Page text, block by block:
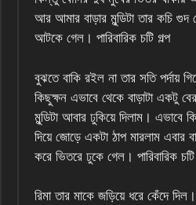
আর আমার বাড়ার মুন্ডিটা তার কচি গুদ
আটকে গেল। পারিবারিক চটি গল্প
বুঝতে বাকি রইল না তার সতি পর্দায়
কিছুক্ষন এভাবে থেকে বাড়াটা একটু
মুন্ডিটা আবার ঢুকিয়ে দিলাম। এভাবে
দিয়ে জোড়ে একটা ঠাপ মারলাম এবার
করে ভিতরে ঢুকে গেল। পারিবারিক চটি
রিমা তার মাকে জড়িয়ে ধরে কেঁদে